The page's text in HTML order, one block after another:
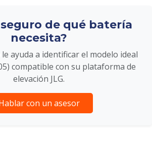
de qué batería
necesita?
ayuda a identificar el modelo ideal
compatible con su plataforma de
elevación JLG.
con un asesor